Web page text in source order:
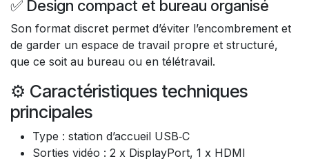
✅ Design compact et bureau organisé
Son format discret permet d’éviter l’encombrement et
de garder un espace de travail propre et structuré,
que ce soit au bureau ou en télétravail.
⚙️ Caractéristiques techniques
principales
Type : station d’accueil USB‑C
Sorties vidéo : 2 x DisplayPort, 1 x HDMI